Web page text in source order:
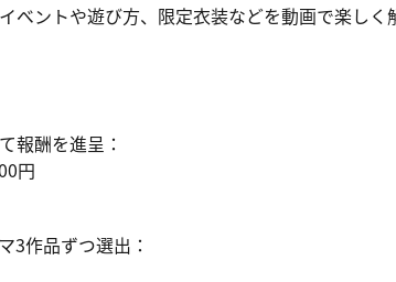
ベントや遊び方、限定衣装などを動画で楽しく
報酬を進呈：
円
3作品ずつ選出：